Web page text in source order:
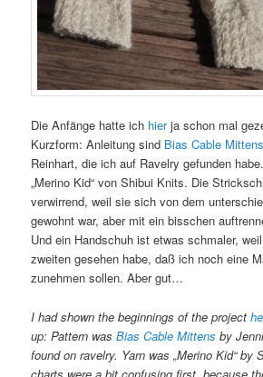
Die Anfänge hatte ich hierja schon mal
Kurzform: Anleitung sind Bias Cable
Reinhart, die ich auf Ravelry gefunden
„Merino Kid“ von Shibui Knits. Die
verwirrend, weil sie sich von dem
gewohnt war, aber mit ein bisschen
Und ein Handschuh ist etwas schmaler,
zweiten gesehen habe, daß ich noch eine
zunehmen sollen. Aber gut…
I had shown the beginnings of the project
up: Pattern wasBias Cable Mittens by
found on ravelry. Yarn was „Merino Kid“ by
charts were a bit confusing first, because